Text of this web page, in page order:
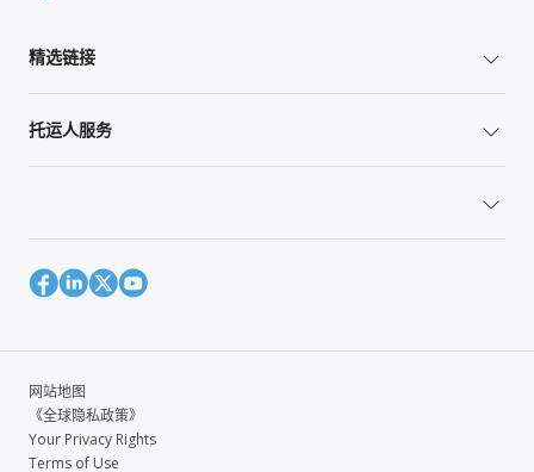
精选链接
托运人服务
网站地图
《全球隐私政策》
Your Privacy Rights
Terms of Use